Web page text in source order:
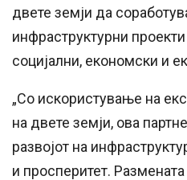
двете земји да
инфраструктурни
социјални, економски и
„Со искористување на
на двете земји, ова
развојот на
и просперитет.